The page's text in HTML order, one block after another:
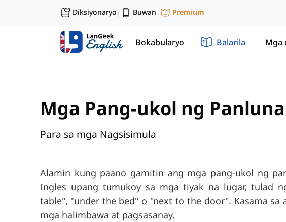
Diksiyonaryo | Buwan | Premium
Bokabularyo Balarila Mga
Mga Pang-ukol ng
Para sa mga Nagsisimula
Alamin kung paano gamitin ang mga pang-ukol ng
Ingles upang tumukoy sa mga tiyak na lugar, tulad
table", "under the bed" o "next to the door". Kasama sa
mga halimbawa at pagsasanay.